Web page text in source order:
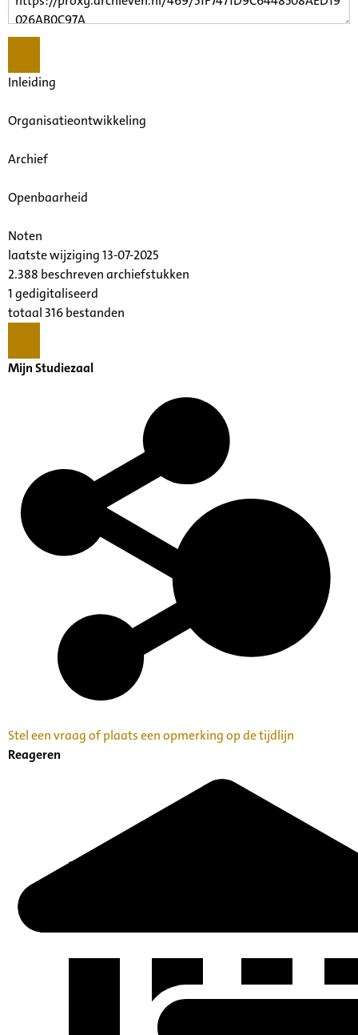
Inleiding
Organisatieontwikkeling
Archief
Openbaarheid
Noten
laatste wijziging 13-07-2025
2.388 beschreven archiefstukken
1 gedigitaliseerd
totaal 316 bestanden
Mijn Studiezaal
Stel een vraag of plaats een opmerking op de tijdlijn
Reageren